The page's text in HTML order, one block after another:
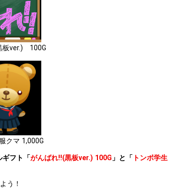
板ver.) 100G
クマ 1,000G
ギフト「がんばれ!!(黒板ver.) 100G 」と「 トンボ学生
う！